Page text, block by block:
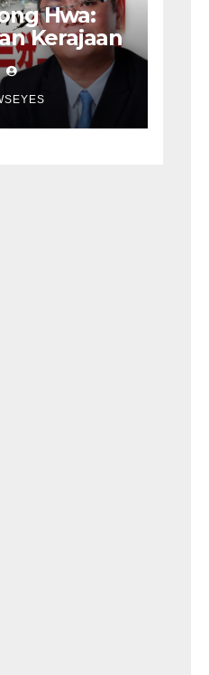
Hwa:
Kerajaan
Tidak
Anwar